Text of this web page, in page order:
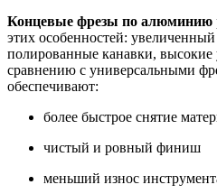
Концевые фрезы по алюминию
этих особенностей:
полированные канавки,
сравнению с универсальными
обеспечивают:
более быстрое снятие
чистый и ровный финиш
меньший износ